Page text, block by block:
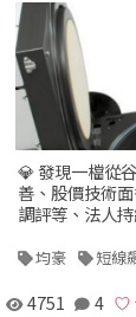
💎 發現一檔從
善、股價技術
調評等、法人
均豪 短線
4751 4